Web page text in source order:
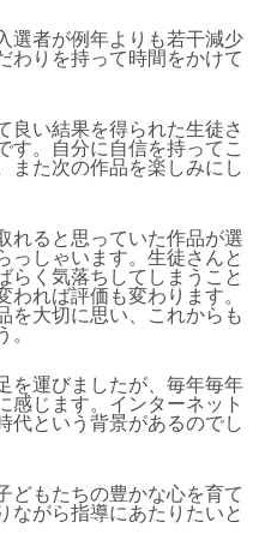
選者が例年よりも若干減少
わりを持って時間をかけて
良い結果を得られた生徒さ
す。自分に自信を持ってこ
また次の作品を楽しみにし
れると思っていた作品が選
っしゃいます。生徒さんと
らく気落ちしてしまうこと
われば評価も変わります。
を大切に思い、これからも
。
を運びましたが、毎年毎年
感じます。インターネット
代という背景があるのでし
どもたちの豊かな心を育て
ながら指導にあたりたいと